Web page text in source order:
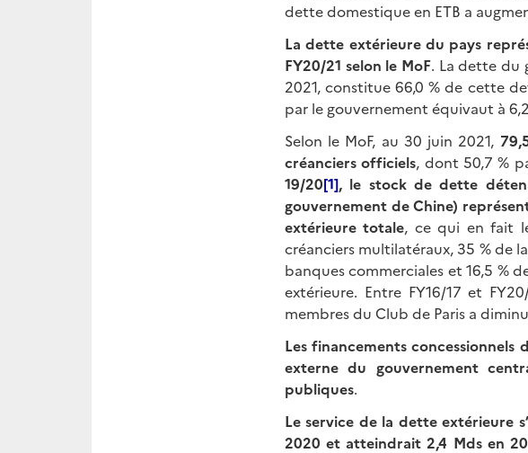
dette domestique en ETB a
La dette extérieure du pays
FY20/21 selon le MoF. La dette du
2021, constitue 66,0 % de cette
par le gouvernement équivaut à
Selon le MoF, au 30 juin 2021,
créanciers officiels, dont 50,7 %
19/20[1], le stock de dette
gouvernement de Chine)
extérieure totale, ce qui en fait
créanciers multilatéraux, 35 % de
banques commerciales et 16,5 %
extérieure. Entre FY16/17 et
membres du Club de Paris a
Les financements
externe du gouvernement
publiques.
Le service de la dette extérieure
2020 et atteindrait 2,4 Mds en